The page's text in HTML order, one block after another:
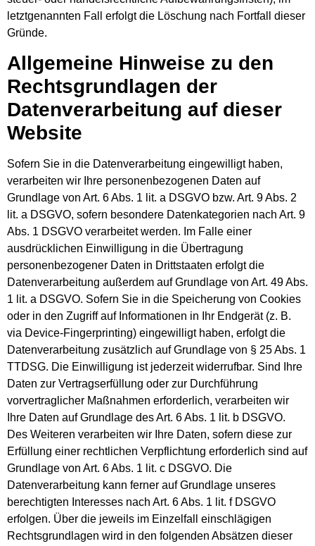
letztgenannten Fall erfolgt die Löschung nach Fortfall dieser
Gründe.
Allgemeine Hinweise zu den
Rechtsgrundlagen der
Datenverarbeitung auf dieser
Website
Sofern Sie in die Datenverarbeitung eingewilligt haben,
verarbeiten wir Ihre personenbezogenen Daten auf
Grundlage von Art. 6 Abs. 1 lit. a DSGVO bzw. Art. 9 Abs. 2
lit. a DSGVO, sofern besondere Datenkategorien nach Art. 9
Abs. 1 DSGVO verarbeitet werden. Im Falle einer
ausdrücklichen Einwilligung in die Übertragung
personenbezogener Daten in Drittstaaten erfolgt die
Datenverarbeitung außerdem auf Grundlage von Art. 49 Abs.
1 lit. a DSGVO. Sofern Sie in die Speicherung von Cookies
oder in den Zugriff auf Informationen in Ihr Endgerät (z. B.
via Device-Fingerprinting) eingewilligt haben, erfolgt die
Datenverarbeitung zusätzlich auf Grundlage von § 25 Abs. 1
TTDSG. Die Einwilligung ist jederzeit widerrufbar. Sind Ihre
Daten zur Vertragserfüllung oder zur Durchführung
vorvertraglicher Maßnahmen erforderlich, verarbeiten wir
Ihre Daten auf Grundlage des Art. 6 Abs. 1 lit. b DSGVO.
Des Weiteren verarbeiten wir Ihre Daten, sofern diese zur
Erfüllung einer rechtlichen Verpflichtung erforderlich sind auf
Grundlage von Art. 6 Abs. 1 lit. c DSGVO. Die
Datenverarbeitung kann ferner auf Grundlage unseres
berechtigten Interesses nach Art. 6 Abs. 1 lit. f DSGVO
erfolgen. Über die jeweils im Einzelfall einschlägigen
Rechtsgrundlagen wird in den folgenden Absätzen dieser